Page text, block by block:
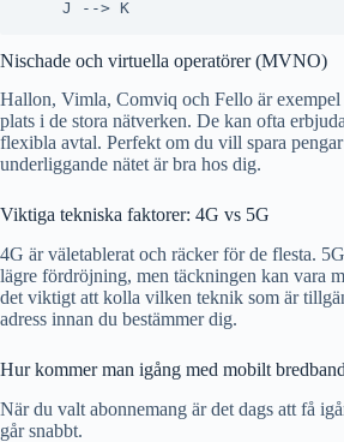
Nischade och virtuella operatörer (MVNO)
Hallon, Vimla, Comviq och Fello är exempel
plats i de stora nätverken. De kan ofta
flexibla avtal. Perfekt om du vill spara
underliggande nätet är bra hos dig.
Viktiga tekniska faktorer: 4G vs 5G
4G är väletablerat och räcker för de flesta.
lägre fördröjning, men täckningen kan vara
det viktigt att kolla vilken teknik som är
adress innan du bestämmer dig.
Hur kommer man igång med mobilt
När du valt abonnemang är det dags att få
går snabbt.